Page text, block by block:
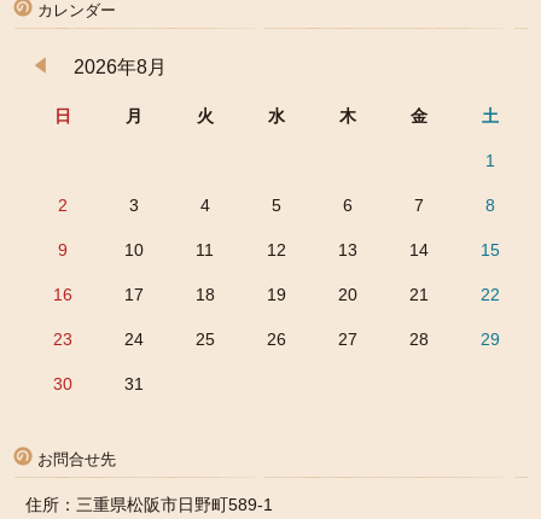
カレンダー
2026年8月
日 月 火 水 木 金 土
1
2 3 4 5 6 7 8
9 10 11 12 13 14 15
16 17 18 19 20 21 22
23 24 25 26 27 28 29
30 31
お問合せ先
住所：三重県松阪市日野町589-1